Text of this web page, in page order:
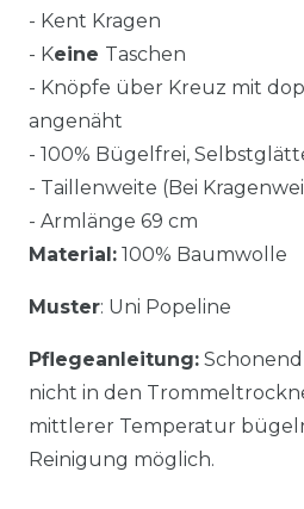
- Kent Kragen
- Keine Taschen
- Knöpfe über Kreuz mit
angenäht
- 100% Bügelfrei,
- Taillenweite (Bei
- Armlänge 69 cm
Material: 100% Baumwolle
Muster: Uni Popeline
Pflegeanleitung: Schonend
nicht in den
mittlerer Temperatur
Reinigung möglich.